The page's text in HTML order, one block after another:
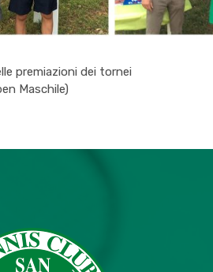
premiazioni dei tornei
Maschile)